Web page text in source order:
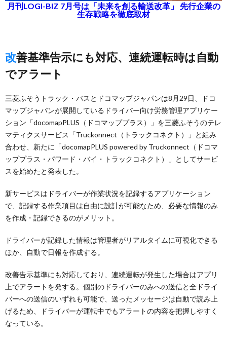
月刊LOGI-BIZ 7月号は「未来を創る輸送改革」 先行企業の
生存戦略を徹底取材
改善基準告示にも対応、連続運転時は自動
でアラート
三菱ふそうトラック・バスとドコマップジャパンは8月29日、ドコ
マップジャパンが展開しているドライバー向け労務管理アプリケー
ション「docomapPLUS（ドコマッププラス）」を三菱ふそうのテレ
マティクスサービス「Truckonnect（トラックコネクト）」と組み
合わせ、新たに「docomapPLUS powered by Truckonnect（ドコマ
ッププラス・パワード・バイ・トラックコネクト）」としてサービ
スを始めたと発表した。
新サービスはドライバーが作業状況を記録するアプリケーション
で、記録する作業項目は自由に設計が可能なため、必要な情報のみ
を作成・記録できるのがメリット。
ドライバーが記録した情報は管理者がリアルタイムに可視化できる
ほか、自動で日報を作成する。
改善告示基準にも対応しており、連続運転が発生した場合はアプリ
上でアラートを発する。個別のドライバーのみへの送信と全ドライ
バーへの送信のいずれも可能で、送ったメッセージは自動で読み上
げるため、ドライバーが運転中でもアラートの内容を把握しやすく
なっている。